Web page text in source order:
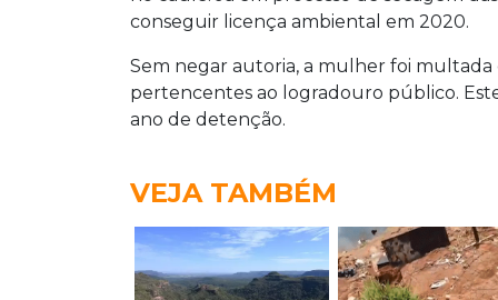
conseguir licença ambiental em 2020.
Sem negar autoria, a mulher foi
pertencentes ao logradouro público.
ano de detenção.
VEJA TAMBÉM